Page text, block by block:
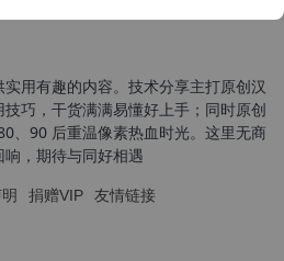
用有趣的内容。技术分享主打原创汉
巧，干货满满易懂好上手；同时原创
、90 后重温像素热血时光。这里无商
，期待与同好相遇
捐赠VIP 友情链接